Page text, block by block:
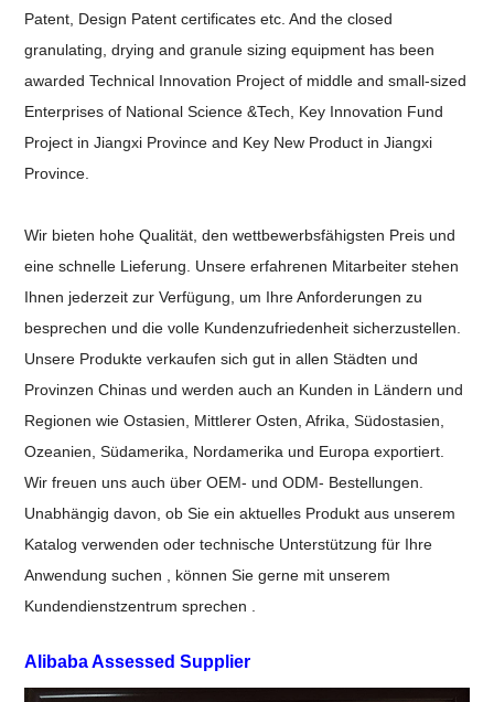
Patent, Design Patent certificates etc. And theclosed
granulating, drying and granule sizing equipment has been
awardedTechnical Innovation Project of middle andsmall-sized
Enterprises of National Science &Tech, Key Innovation Fund
Project in Jiangxi Province and Key New Product in Jiangxi
Province.
Wir bieten hohe Qualität, den wettbewerbsfähigsten Preis und
eine schnelle Lieferung. Unsereerfahrenen Mitarbeiter stehen
Ihnen jederzeit zur Verfügung, um Ihre Anforderungen zu
besprechen und die volle Kundenzufriedenheit sicherzustellen.
Unsere Produkteverkaufen sich gut in allen Städten und
Provinzen Chinas und werden auch an Kunden in Ländern und
Regionen wie Ostasien, Mittlerer Osten, Afrika, Südostasien,
Ozeanien, Südamerika, Nordamerika und Europa exportiert.
Wir freuen uns auch über OEM- und ODM- Bestellungen.
Unabhängig davon, ob Sie ein aktuelles Produkt aus unserem
Katalog verwenden odertechnische Unterstützung für Ihre
Anwendungsuchen
, können Sie gerne mit unserem
Kundendienstzentrumsprechen
Alibaba Assessed Supplier